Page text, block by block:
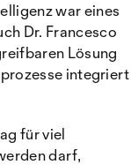
war eines
Dr. Francesco
Lösung
integriert
für viel
darf,